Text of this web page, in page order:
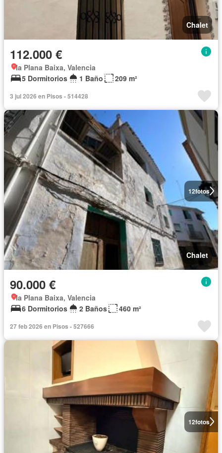
Chalet
112.000 €
la Plana Baixa, Valencia
5 Dormitorios
1 Baño 209 m²
3 jul 2026 en Pisos - 514428
12fotos
Chalet
90.000 €
la Plana Baixa, Valencia
6 Dormitorios
2 Baños 460 m²
27 feb 2026 en Pisos - 527666
12fotos